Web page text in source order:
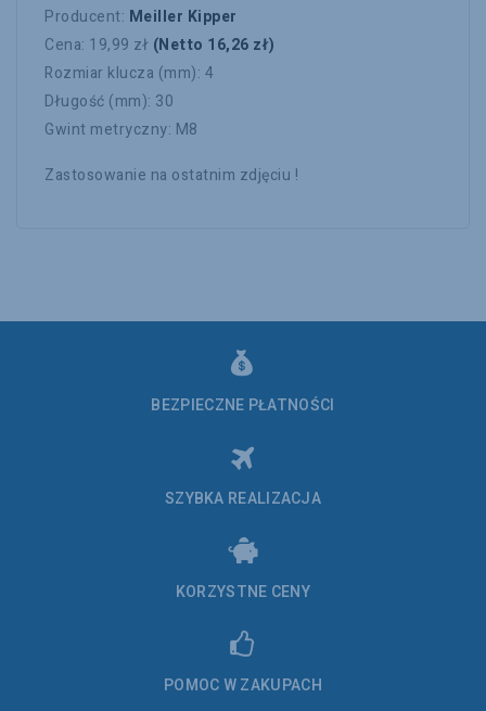
Producent: Meiller Kipper
Cena: 19,99 zł (Netto 16,26 zł)
Rozmiar klucza (mm): 4
Długość (mm): 30
Gwint metryczny: M8
Zastosowanie na ostatnim zdjęciu !
BEZPIECZNE PŁATNOŚCI
SZYBKA REALIZACJA
KORZYSTNE CENY
POMOC W ZAKUPACH